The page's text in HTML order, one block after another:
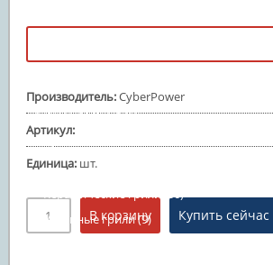
ДСК из металла(5)
Батуты
Батуты надувные
Товары для отдыха и пикника
Газовые грили
Керамические грили
(36)
Угольные грили(9)
Производитель:CyberPower
Артикул:
Единица: шт.